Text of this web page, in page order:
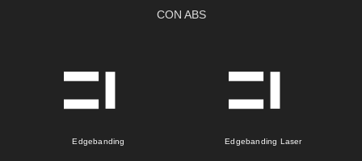
CON ABS
Edgebanding Edgebanding Laser